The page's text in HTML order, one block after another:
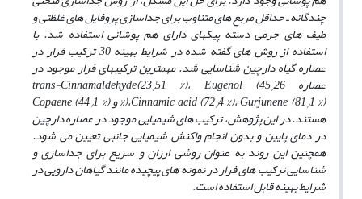
چندگانه ـ حداقل مربع ­های متناوب برای جداسازی پروفایل ­های غلظتی و
طیف­ های جرمی دسته پیک­های دارای هم پوشانی استفاده شد. با
استفاده از روش ­های گفته شده در شرایط بهینه 30 ترکیب فرار در
عصاره گیاه دارچین شناسایی شد. مهمترین ترکیب­های فرار موجود در
عصاره trans-Cinnamaldehyde(23/51 %)، Eugenol(45/26
%)،Cinnamic acid(72/4 %)،Gurjunene(81/1 %) و Copaene(44/1 %)
هستند. در این پژوهش، ترکیب­ هایشیمیایی موجود در عصاره دارچین
در دمای پایین و بدون انجام واکنش شیمیایی جانبی تعیین می­ شود.
همچنین این روند به­ عنوان روشی ارزان و سریع برای جداسازی و
شناسایی ترکیب­ های فرار در نمونه­ های پیچیده مانند گیاهان دارویی در
شرایط بهینه قابل استفاده است.